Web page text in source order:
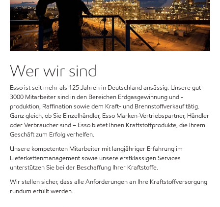
Wer wir sind
Esso ist seit mehr als 125 Jahren in Deutschland ansässig. Unsere gut
3000 Mitarbeiter sind in den Bereichen Erdgasgewinnung und -
produktion, Raffination sowie dem Kraft- und Brennstoffverkauf tätig.
Ganz gleich, ob Sie Einzelhändler, Esso Marken-Vertriebspartner, Händler
oder Verbraucher sind – Esso bietet Ihnen Kraftstoffprodukte, die Ihrem
Geschäft zum Erfolg verhelfen.
Unsere kompetenten Mitarbeiter mit langjähriger Erfahrung im
Lieferkettenmanagement sowie unsere erstklassigen Services
unterstützen Sie bei der Beschaffung Ihrer Kraftstoffe.
Wir stellen sicher, dass alle Anforderungen an Ihre Kraftstoffversorgung
rundum erfüllt werden.